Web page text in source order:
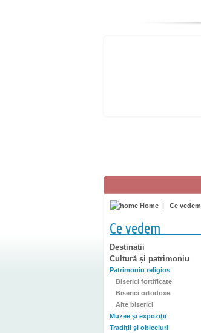
Home | Ce vedem
Ce vedem
Destinații
Cultură și patrimoniu
Patrimoniu religios
Biserici fortificate
Biserici ortodoxe
Alte biserici
Muzee şi expoziţii
Tradiţii şi obiceiuri